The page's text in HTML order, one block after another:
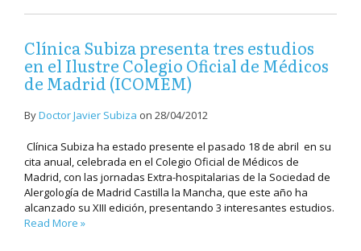
Clínica Subiza presenta tres estudios
en el Ilustre Colegio Oficial de Médicos
de Madrid (ICOMEM)
ByDoctor Javier Subiza on 28/04/2012
Clínica Subiza ha estado presente el pasado 18 de abril en su
cita anual, celebrada en el Colegio Oficial de Médicos de
Madrid, con las jornadas Extra-hospitalarias de la Sociedad de
Alergología de Madrid Castilla la Mancha, que este año ha
alcanzado su XIII edición, presentando 3 interesantes estudios.
Read More »